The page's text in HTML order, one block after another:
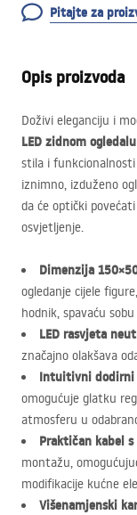
Pitajte za
Opis proizvoda
Doživi eleganciju i
LED zidnom
stila i funkcionalnosti
iznimno, izduženo
da će optički
osvjetljenje.
Dimenzija
ogledanje cijele
hodnik, spavaću
LED rasvjeta
značajno olakšava
Intuitivni dodirni
omogućuje glatku
atmosferu u
Praktičan kabel
montažu,
modifikacije kućne
Višenamjenski